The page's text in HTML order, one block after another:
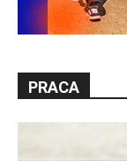
PRACA